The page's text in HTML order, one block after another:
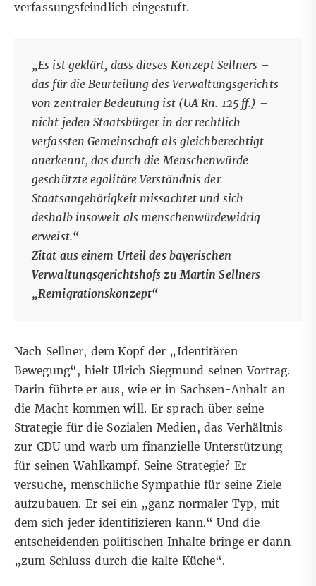
verfassungsfeindlich eingestuft.
„Es ist geklärt, dass dieses Konzept Sellners –
das für die Beurteilung des Verwaltungsgerichts
von zentraler Bedeutung ist (UA Rn. 125 ff.) –
nicht jeden Staatsbürger in der rechtlich
verfassten Gemeinschaft als gleichberechtigt
anerkennt, das durch die Menschenwürde
geschützte egalitäre Verständnis der
Staatsangehörigkeit missachtet und sich
deshalb insoweit als menschenwürdewidrig
erweist.“
Zitat aus einem Urteil des bayerischen
Verwaltungsgerichtshofs zu Martin Sellners
„Remigrationskonzept“
Nach Sellner, dem Kopf der „Identitären
Bewegung“, hielt Ulrich Siegmund seinen Vortrag.
Darin führte er aus, wie er in Sachsen-Anhalt an
die Macht kommen will. Er sprach über seine
Strategie für die Sozialen Medien, das Verhältnis
zur CDU und warb um finanzielle Unterstützung
für seinen Wahlkampf. Seine Strategie? Er
versuche, menschliche Sympathie für seine Ziele
aufzubauen. Er sei ein „ganz normaler Typ, mit
dem sich jeder identifizieren kann.“ Und die
entscheidenden politischen Inhalte bringe er dann
„zum Schluss durch die kalte Küche“.